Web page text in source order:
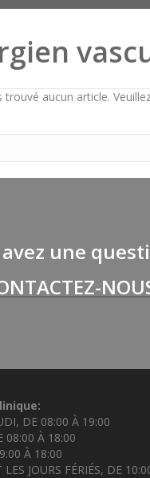
aucun article.
une
DE 08:00 À 19:00
08:00 À 18:00
À 18:00
JOURS FÉRIÉS, DE